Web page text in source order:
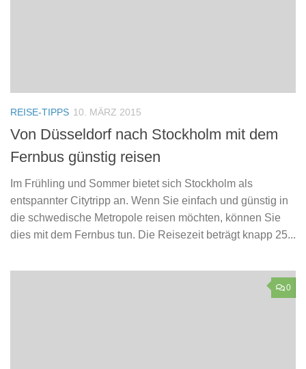
REISE-TIPPS 10. MÄRZ 2015
Von Düsseldorf nach Stockholm mit dem
Fernbus günstig reisen
Im Frühling und Sommer bietet sich Stockholm als
entspannter Citytripp an. Wenn Sie einfach und günstig in
die schwedische Metropole reisen möchten, können Sie
dies mit dem Fernbus tun. Die Reisezeit beträgt knapp 25...
0